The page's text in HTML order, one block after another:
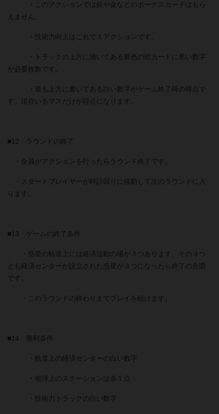
・このアクションでは銀や金などのボーナスカードはもら
えません。
・技術力向上はこれで１アクションです。
・トラックの上方に描いてある黄色の絵カードに黒い数字
が必要枚数です。
・最も上方に書いてある白い数字がゲーム終了時の得点で
す。現在いるマスだけが得点になります。
■12 ラウンドの終了
・全員がアクションを行ったらラウンド終了です。
・スタートプレイヤーが時計回りに移動して次のラウンドに入
ります。
■13 ゲームの終了条件
・惑星の軌道上には経済活動の場が３つあります。その３つ
とも経済センターが設立された惑星が３つになったら終了の合図
です。
・このラウンドの終わりまでプレイを続けます。
■14 勝利条件
・軌道上の経済センターの白い数字
・地球上のステーションは各１点
・技術力トラックの白い数字